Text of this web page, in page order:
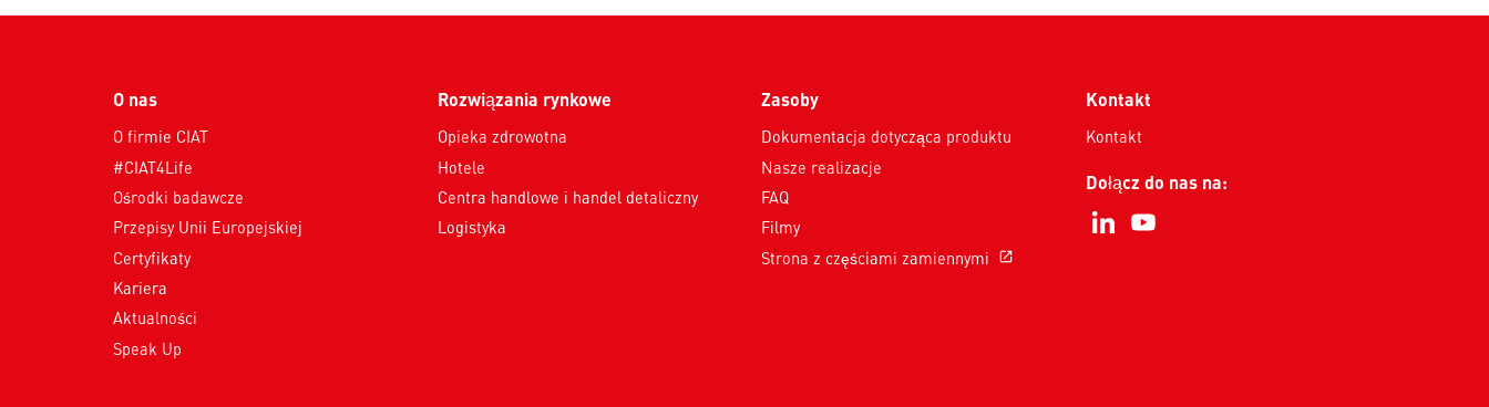
O nas
O firmie CIAT
#CIAT4Life
Ośrodki badawcze
Przepisy Unii Europejskiej
Certyfikaty
Kariera
Aktualności
Speak Up
Rozwiązania rynkowe
Opieka zdrowotna
Hotele
Centra handlowe i handel detaliczny
Logistyka
Zasoby
Dokumentacja dotycząca produktu
Nasze realizacje
FAQ
Filmy
Strona z częściami zamiennymi
open_in_new
Kontakt
Kontakt
Dołącz do nas na: